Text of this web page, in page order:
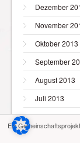
Dezember
November
Oktober 2013
September
August 2013
Juli 2013
Mai 2013
Ein